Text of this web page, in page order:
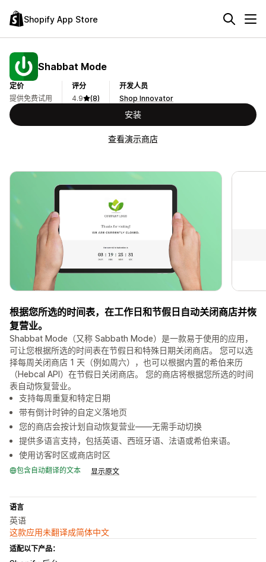
Shopify App Store
Shabbat Mode
定价
提供免费试用
评分
4.9
(8)
开发人员
Shop Innovator
安装
查看演示商店
根据您所选的时间表，在工作日和节假日自动关闭商店并恢
复营业。
Shabbat Mode（又称 Sabbath Mode）是一款易于使用的应用，
可让您根据所选的时间表在节假日和特殊日期关闭商店。 您可以选
择每周关闭商店 1 天（例如周六），也可以根据内置的希伯来历
（Hebcal API）在节假日关闭商店。 您的商店将根据您所选的时间
表自动恢复营业。
支持每周重复和特定日期
带有倒计时钟的自定义落地页
您的商店会按计划自动恢复营业——无需手动切换
提供多语言支持，包括英语、西班牙语、法语或希伯来语。
使用访客时区或商店时区
包含自动翻译的文本 显示原文
语言
英语
这款应用未翻译成简体中文
适配以下产品：